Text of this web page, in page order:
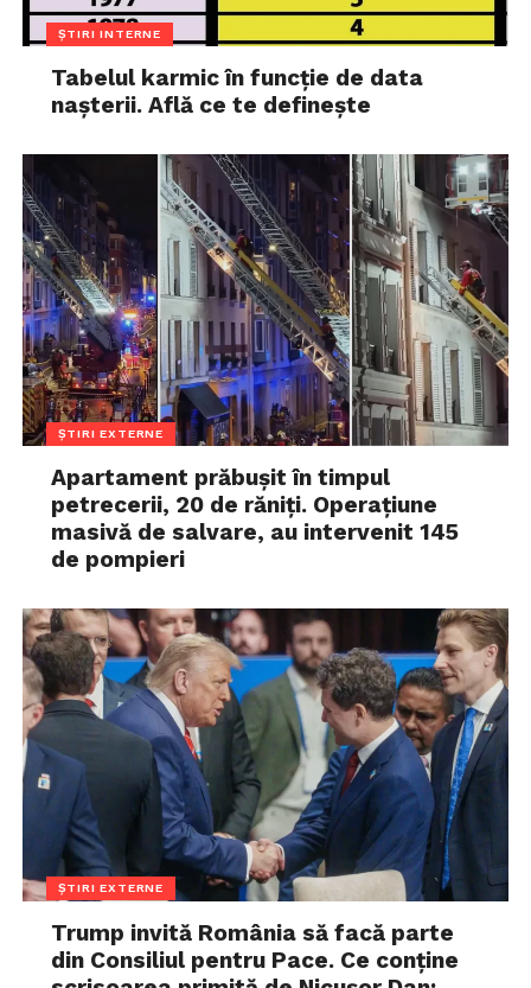
ȘTIRI INTERNE
Tabelul karmic în funcție de data
nașterii. Află ce te definește
ȘTIRI EXTERNE
Apartament prăbușit în timpul
petrecerii, 20 de răniți. Operațiune
masivă de salvare, au intervenit 145
de pompieri
ȘTIRI EXTERNE
Trump invită România să facă parte
din Consiliul pentru Pace. Ce conține